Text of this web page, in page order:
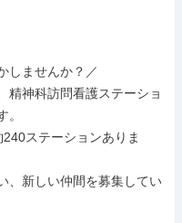
しませんか？／
精神科訪問看護ステーショ
。
ステーションありま
、新しい仲間を募集してい